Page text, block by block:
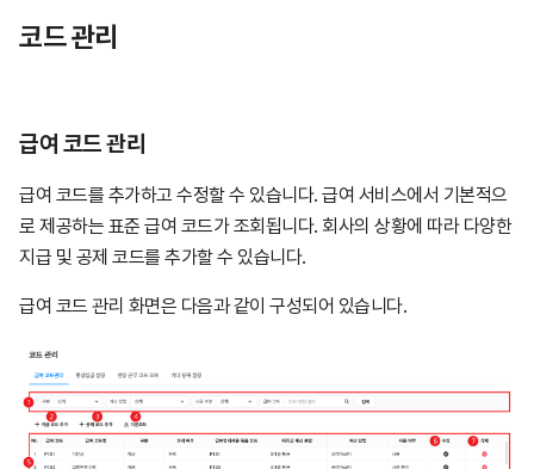
코드 관리
급여 코드 관리
급여 코드를 추가하고 수정할 수 있습니다. 급여 서비스에서 기본적으
로 제공하는 표준 급여 코드가 조회됩니다. 회사의 상황에 따라 다양한
지급 및 공제 코드를 추가할 수 있습니다.
급여 코드 관리 화면은 다음과 같이 구성되어 있습니다.